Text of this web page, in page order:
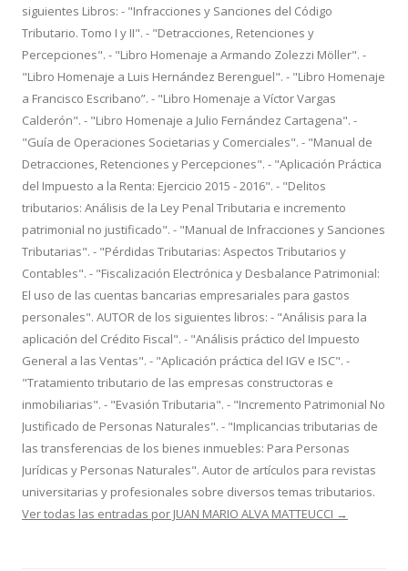
siguientes Libros: - "Infracciones y Sanciones del Código
Tributario. Tomo I y II". - "Detracciones, Retenciones y
Percepciones". - "Libro Homenaje a Armando Zolezzi Möller". -
"Libro Homenaje a Luis Hernández Berenguel". - "Libro Homenaje
a Francisco Escribano”. - "Libro Homenaje a Víctor Vargas
Calderón". - "Libro Homenaje a Julio Fernández Cartagena". -
"Guía de Operaciones Societarias y Comerciales". - "Manual de
Detracciones, Retenciones y Percepciones". - "Aplicación Práctica
del Impuesto a la Renta: Ejercicio 2015 - 2016". - "Delitos
tributarios: Análisis de la Ley Penal Tributaria e incremento
patrimonial no justificado". - "Manual de Infracciones y Sanciones
Tributarias". - "Pérdidas Tributarias: Aspectos Tributarios y
Contables". - "Fiscalización Electrónica y Desbalance Patrimonial:
El uso de las cuentas bancarias empresariales para gastos
personales". AUTOR de los siguientes libros: - "Análisis para la
aplicación del Crédito Fiscal". - "Análisis práctico del Impuesto
General a las Ventas". - "Aplicación práctica del IGV e ISC". -
"Tratamiento tributario de las empresas constructoras e
inmobiliarias". - "Evasión Tributaria". - "Incremento Patrimonial No
Justificado de Personas Naturales". - "Implicancias tributarias de
las transferencias de los bienes inmuebles: Para Personas
Jurídicas y Personas Naturales". Autor de artículos para revistas
universitarias y profesionales sobre diversos temas tributarios.
Ver todas las entradas por JUAN MARIO ALVA MATTEUCCI →